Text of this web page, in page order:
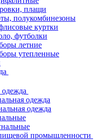
плащи
полукомбинезоны
куртки
футболки
летние
утепленные
одежда
одежда
одежда
промышленности